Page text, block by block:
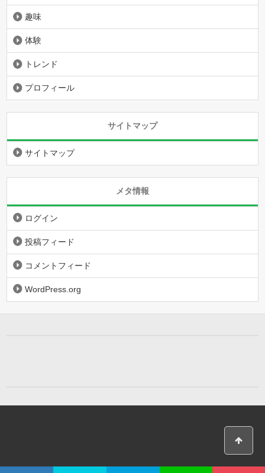
趣味
体験
トレンド
プロフィール
サイトマップ
サイトマップ
メタ情報
ログイン
投稿フィード
コメントフィード
WordPress.org